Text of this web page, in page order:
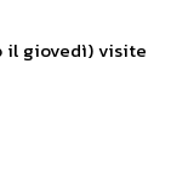
giovedì) visite